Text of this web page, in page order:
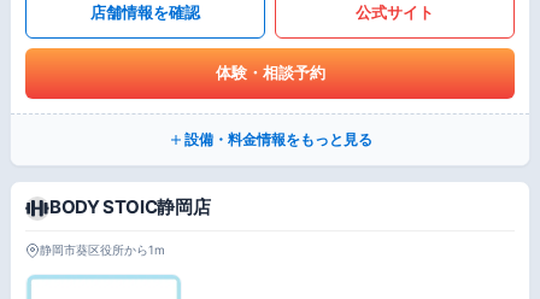
店舗情報を確認 公式サイト
体験・相談予約
設備・料金情報をもっと見る
BODY STOIC静岡店
静岡市葵区役所から1m